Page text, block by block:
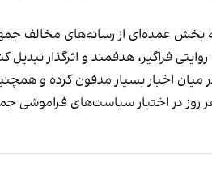
بخش عمده‌ای از رسانه‌های مخالف
فراگیر، هدفمند و اثرگذار تبدیل
میان اخبار بسیار مدفون کرده و
در اختیار سیاست‌های فراموشی